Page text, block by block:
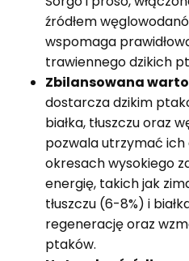
źródłem
wspomaga
trawiennego dzikich
Zbilansowana
dostarcza dzikim
białka, tłuszczu oraz
pozwala utrzymać
okresach wysokiego
energię, takich jak
tłuszczu (6-8%) i
regenerację oraz
ptaków.